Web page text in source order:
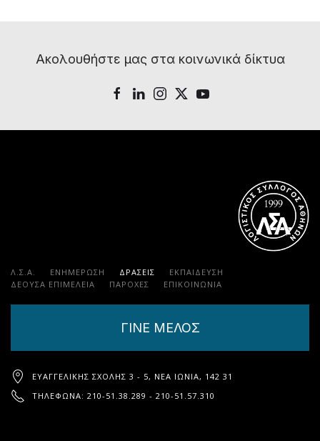
Ακολουθήστε μας στα κοινωνικά δίκτυα
Λ.Σ.Α. ΕΝΗΜΕΡΩΣΗ ΔΡΑΣΕΙΣ
ΕΚΠΑΊΔΕΥΣΗ
ΔΕΟΥΣΑ ΕΠΙΜΕΛΕΙΑ
ΠΑΡΟΧΈΣ ΕΠΙΚΟΙΝΩΝΊΑ
ΓΙΝΕ ΜΕΛΟΣ
ΕΥΑΓΓΕΛΙΚΉΣ ΣΧΟΛΉΣ 3 - 5, ΝΈΑ ΙΩΝΊΑ, 142 31
ΤΗΛΈΦΩΝΑ: 210-51.38.289 - 210-51.57.310